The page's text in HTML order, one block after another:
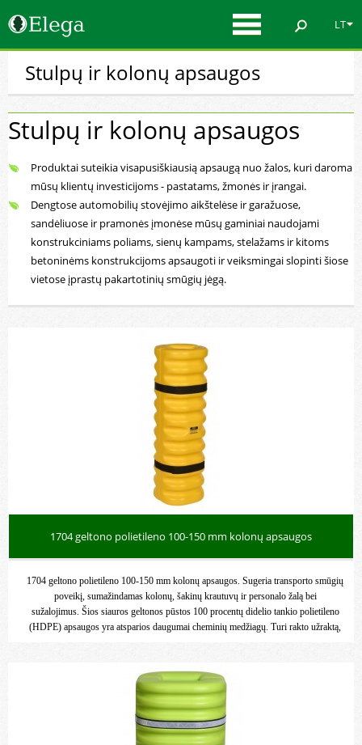
LT
Stulpų ir kolonų apsaugos
Stulpų ir kolonų apsaugos
Produktai suteikia visapusiškiausią apsaugą nuo žalos, kuri daroma
mūsų klientų investicijoms - pastatams, žmonės ir įrangai.
Dengtose automobilių stovėjimo aikštelėse ir garažuose,
sandėliuose ir pramonės įmonėse mūsų gaminiai naudojami
konstrukciniams poliams, sienų kampams, stelažams ir kitoms
betoninėms konstrukcijoms apsaugoti ir veiksmingai slopinti šiose
vietose įprastų pakartotinių smūgių jėgą.
1704 geltono polietileno 100-150 mm kolonų apsaugos
1704 geltono polietileno 100-150 mm kolonų apsaugos. Sugeria transporto smūgių
poveikį, sumažindamas kolonų, šakinų krautuvų ir personalo žalą bei
sužalojimus. Šios siauros geltonos pūstos 100 procentų didelio tankio polietileno
(HDPE) apsaugos yra atsparios daugumai cheminių medžiagų. Turi rakto užraktą,